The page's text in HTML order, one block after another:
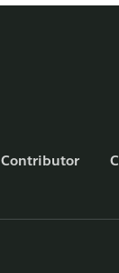
Contributor